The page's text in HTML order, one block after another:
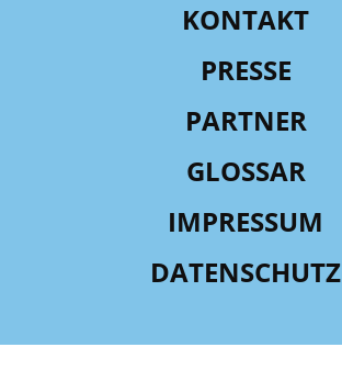
KONTAKT
PRESSE
PARTNER
GLOSSAR
IMPRESSUM
DATENSCHUTZ